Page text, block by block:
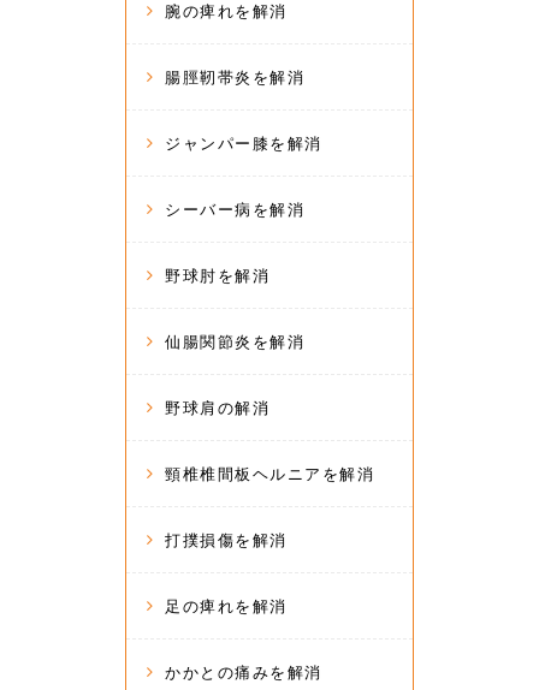
腕の痺れを解消
腸脛靭帯炎を解消
ジャンパー膝を解消
シーバー病を解消
野球肘を解消
仙腸関節炎を解消
野球肩の解消
頸椎椎間板ヘルニアを解消
打撲損傷を解消
足の痺れを解消
かかとの痛みを解消